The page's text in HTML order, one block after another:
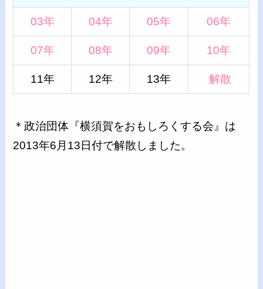
03年 04年 05年 06年
07年 08年 09年 10年
11年 12年 13年 解散
＊政治団体『横須賀をおもしろくする会』は
2013年6月13日付で解散しました。